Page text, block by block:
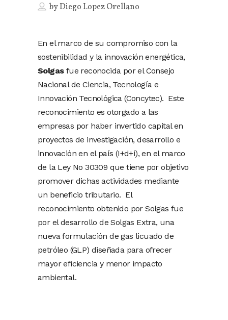
byDiego Lopez Orellano
En el marco de su compromiso con la
sostenibilidad y la innovación energética,
Solgasfue reconocida por el Consejo
Nacional de Ciencia, Tecnología e
Innovación Tecnológica (Concytec). Este
reconocimiento es otorgado a las
empresas por haber invertido capital en
proyectos de investigación, desarrollo e
innovación en el país (I+d+i), en el marco
de la Ley No 30309 que tiene por objetivo
promover dichas actividades mediante
un beneficio tributario. El
reconocimiento obtenido por Solgas fue
por el desarrollo de Solgas Extra, una
nueva formulación de gas licuado de
petróleo (GLP) diseñada para ofrecer
mayor eficiencia y menor impacto
ambiental.